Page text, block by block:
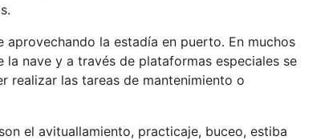
aprovechando la estadía en puerto. En muchos
nave y a través de plataformas especiales se
realizar las tareas de mantenimiento o
el avituallamiento, practicaje, buceo, estiba